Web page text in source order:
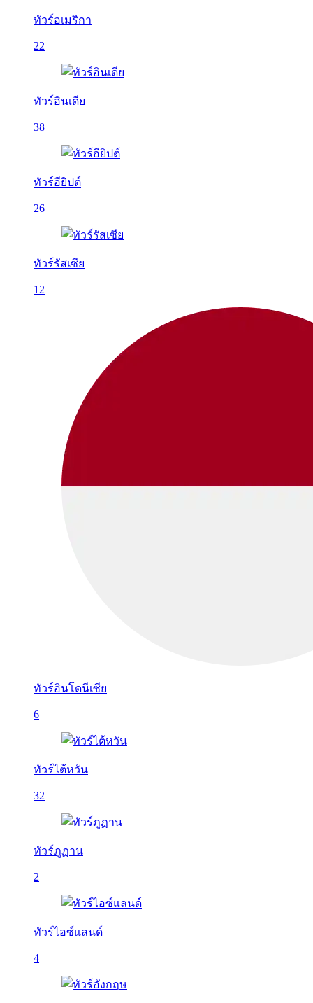
ทัวร์อเมริกา
22
ทัวร์อินเดีย
38
ทัวร์อียิปต์
26
ทัวร์รัสเซีย
12
ทัวร์อินโดนีเซีย
6
ทัวร์ไต้หวัน
32
ทัวร์ภูฏาน
2
ทัวร์ไอซ์แลนด์
4